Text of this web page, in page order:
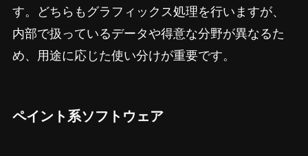
す。どちらもグラフィックス処理を行いますが、
内部で扱っているデータや得意な分野が異なるた
め、用途に応じた使い分けが重要です。
ペイント系ソフトウェア